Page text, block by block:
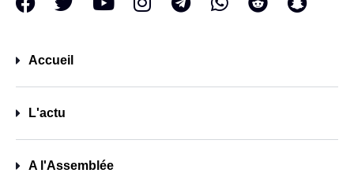
Accueil
L'actu
A l'Assemblée